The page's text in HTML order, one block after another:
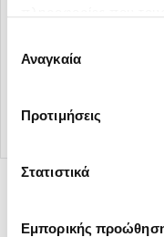
των υπηρεσιών τους.
συγκατάθεσης
Αναγκαία
Προτιμήσεις
Στατιστικά
Εμπορικής